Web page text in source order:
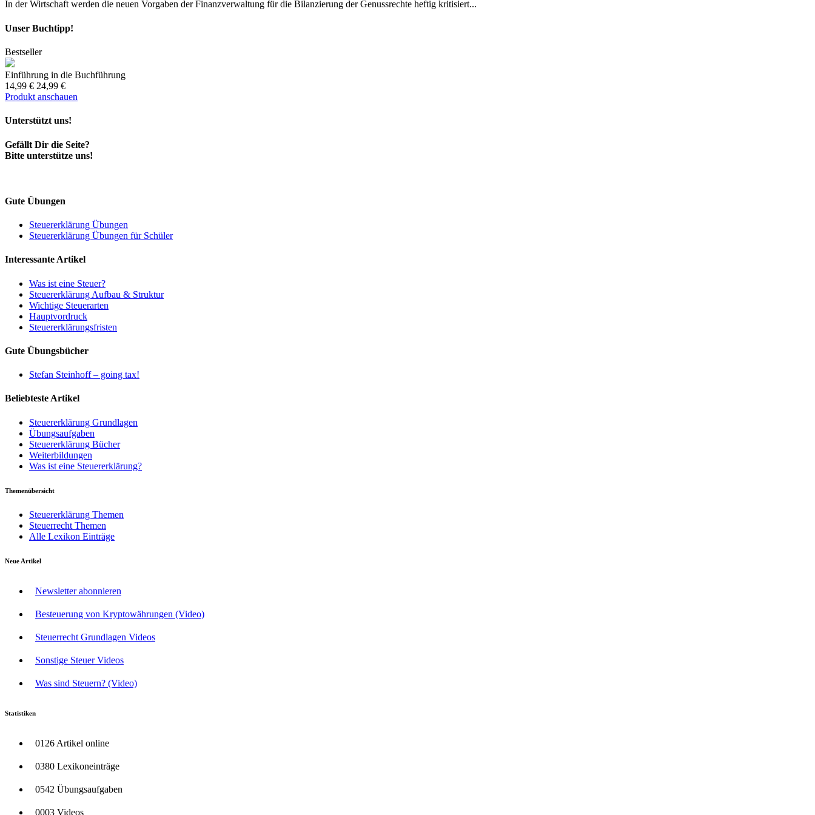
In der Wirtschaft werden die neuen Vorgaben der Finanzverwaltung für die Bilanzierung der Genussrechte heftig kritisiert...
Unser Buchtipp!
Bestseller
Einführung in die Buchführung
14,99 € 24,99 €
Produkt anschauen
Unterstützt uns!
Gefällt Dir die Seite?
Bitte unterstütze uns!
Gute Übungen
Steuererklärung Übungen
Steuererklärung Übungen für Schüler
Interessante Artikel
Was ist eine Steuer?
Steuererklärung Aufbau & Struktur
Wichtige Steuerarten
Hauptvordruck
Steuererklärungsfristen
Gute Übungsbücher
Stefan Steinhoff – going tax!
Beliebteste Artikel
Steuererklärung Grundlagen
Übungsaufgaben
Steuererklärung Bücher
Weiterbildungen
Was ist eine Steuererklärung?
Themenübersicht
Steuererklärung Themen
Steuerrecht Themen
Alle Lexikon Einträge
Neue Artikel
Newsletter abonnieren
Besteuerung von Kryptowährungen (Video)
Steuerrecht Grundlagen Videos
Sonstige Steuer Videos
Was sind Steuern? (Video)
Statistiken
0126 Artikel online
0380 Lexikoneinträge
0542 Übungsaufgaben
0003 Videos